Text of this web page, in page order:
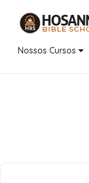
Nossos Cursos